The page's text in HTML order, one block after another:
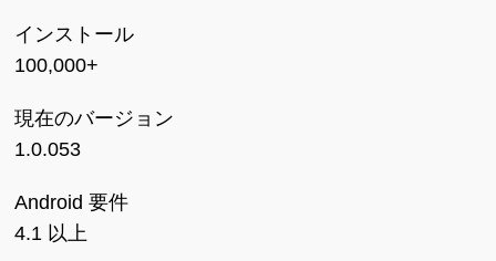
インストール
100,000+
現在のバージョン
1.0.053
Android 要件
4.1 以上